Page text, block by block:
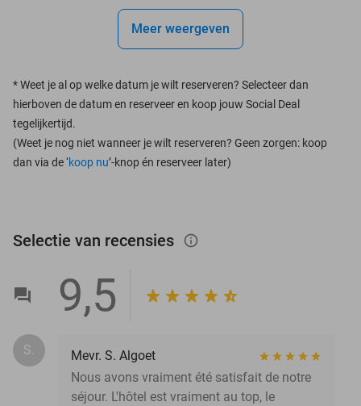
Meer weergeven
*Weet je al op welke datum je wilt reserveren? Selecteer dan
hierboven de datum en reserveer en koop jouw Social Deal
tegelijkertijd.
(Weet je nog niet wanneer je wilt reserveren? Geen zorgen: koop
dan via de ‘koop nu’-knop én reserveer later)
Selectie van recensies info_outlined
9,5
S.
Mevr. S. Algoet
Nous avons vraiment été satisfait de notre
séjour. L'hôtel est vraiment au top, le